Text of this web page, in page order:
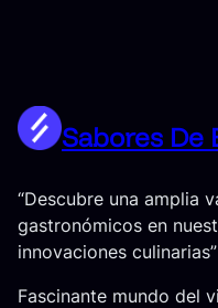
Sabores De
“Descubre una amplia
gastronómicos en
innovaciones culinarias”
Fascinante mundo del